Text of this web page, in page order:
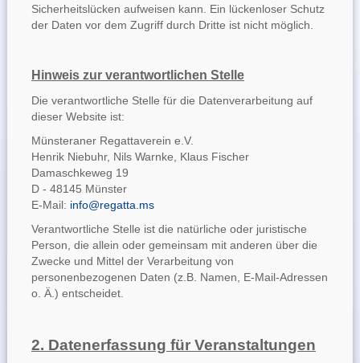
Sicherheitslücken aufweisen kann. Ein lückenloser Schutz
der Daten vor dem Zugriff durch Dritte ist nicht möglich.
Hinweis zur verantwortlichen Stelle
Die verantwortliche Stelle für die Datenverarbeitung auf
dieser Website ist:
Münsteraner Regattaverein e.V.
Henrik Niebuhr, Nils Warnke, Klaus Fischer
Damaschkeweg 19
D - 48145 Münster
E-Mail: info@regatta.ms
Verantwortliche Stelle ist die natürliche oder juristische
Person, die allein oder gemeinsam mit anderen über die
Zwecke und Mittel der Verarbeitung von
personenbezogenen Daten (z.B. Namen, E-Mail-Adressen
o. Ä.) entscheidet.
2. Datenerfassung für Veranstaltungen